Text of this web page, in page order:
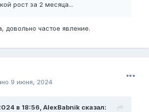
рост за 2 месяца...
довольно частое явление.
9 июня, 2024
в 18:56, AlexBabnik сказал: